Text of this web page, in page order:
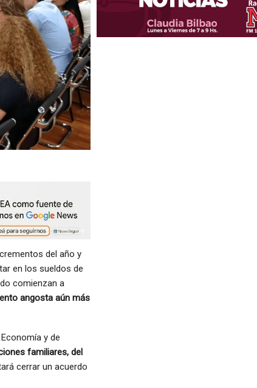
del año y
en los sueldos de
comienzan a
angosta aún más
y de
familiares, del
cerrar un acuerdo